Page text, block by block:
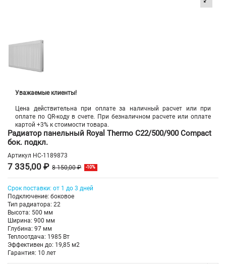
Уважаемые клиенты!
Цена действительна при оплате за наличный расчет или при
оплате по QR-коду в счете. При безналичном расчете или оплате
картой +3% к стоимости товара.
Радиатор панельный Royal Thermo C22/500/900 Compact
бок. подкл.
Артикул НС-1189873
7 335,00 ₽ 8 150,00 ₽ -10%
Срок поставки: от 1 до 3 дней
Подключение: боковое
Тип радиатора: 22
Высота: 500 мм
Ширина: 900 мм
Глубина: 97 мм
Теплоотдача: 1985 Вт
Эффективен до: 19,85 м2
Гарантия: 10 лет